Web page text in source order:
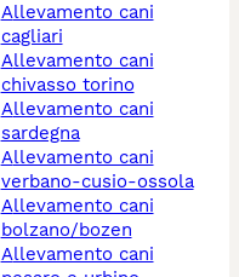
allevamento cani
cagliari
allevamento cani
chivasso torino
allevamento cani
sardegna
allevamento cani
verbano-cusio-ossola
allevamento cani
bolzano/bozen
allevamento cani